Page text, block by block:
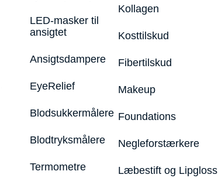
LED-masker til
ansigtet
Ansigtsdampere
EyeRelief
Blodsukkermålere
Blodtryksmålere
Termometre
Kollagen
Kosttilskud
Fibertilskud
Makeup
Foundations
Negleforstærkere
Læbestift og Lipgloss